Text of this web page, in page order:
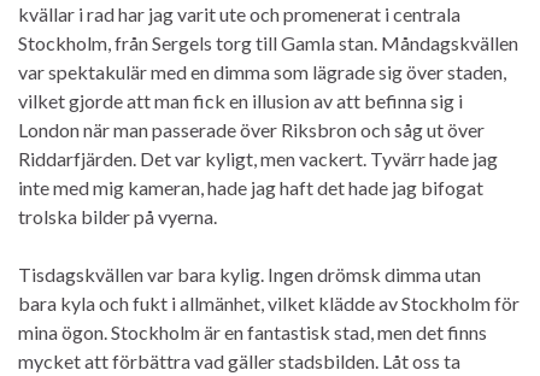
kvällar i rad har jag varit ute och promenerat i centrala
Stockholm, från Sergels torg till Gamla stan. Måndagskvällen
var spektakulär med en dimma som lägrade sig över staden,
vilket gjorde att man fick en illusion av att befinna sig i
London när man passerade över Riksbron och såg ut över
Riddarfjärden. Det var kyligt, men vackert. Tyvärr hade jag
inte med mig kameran, hade jag haft det hade jag bifogat
trolska bilder på vyerna.
Tisdagskvällen var bara kylig. Ingen drömsk dimma utan
bara kyla och fukt i allmänhet, vilket klädde av Stockholm för
mina ögon. Stockholm är en fantastisk stad, men det finns
mycket att förbättra vad gäller stadsbilden. Låt oss ta